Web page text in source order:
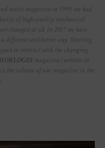
watch magazine in 1999, we had
of high-quality mechanical
changed at all. In 2017 we have
different and better way. Starting
to interact with the changing
magazine (written in
the volume of our magazine in the